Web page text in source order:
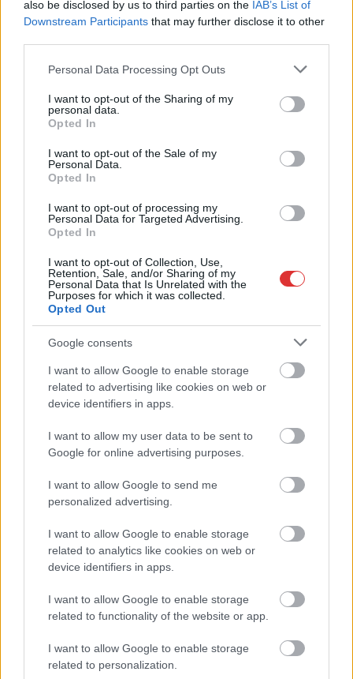
also be disclosed by us to third parties on the IAB’s List of
Downstream Participants that may further disclose it to other
Please note that this website/app uses one or more Google
not limited to your visit or usage behaviour. You may click to
grant or deny consent to Google and its third-party tags to
use your data for below specified purposes in below Google
consent section.
Personal Data Processing Opt Outs
I want to opt-out of the Sharing of my
personal data.
Opted In
I want to opt-out of the Sale of my
Personal Data.
Opted In
I want to opt-out of processing my
Personal Data for Targeted Advertising.
Opted In
I want to opt-out of Collection, Use,
Retention, Sale, and/or Sharing of my
Personal Data that Is Unrelated with the
Purposes for which it was collected.
Opted Out
Google consents
I want to allow Google to enable storage
related to advertising like cookies on web or
device identifiers in apps.
I want to allow my user data to be sent to
Google for online advertising purposes.
I want to allow Google to send me
personalized advertising.
I want to allow Google to enable storage
related to analytics like cookies on web or
device identifiers in apps.
I want to allow Google to enable storage
related to functionality of the website or app.
I want to allow Google to enable storage
related to personalization.
Hírlevél feliratkozás
Adja meg keresztnevét:
meg e-mail címét:
legfrissebb információkkal és exkluzív tartalmakkal hétről hétre
postaládájába érkezik!
A SZOL24 legfrissebb 24 cikke
Szolnokon egy kulcsfontosságú körforgalmat részlegesen
lezárnak a napokban, a közlekedés az átlagost is meghaladó
mértékben lebénul
Elromlott a biztosítóberendezés a ceglédi vasútvonalon,
alapos késések alakultak ki a menetrendhez képest,
kimaradás is előfordult